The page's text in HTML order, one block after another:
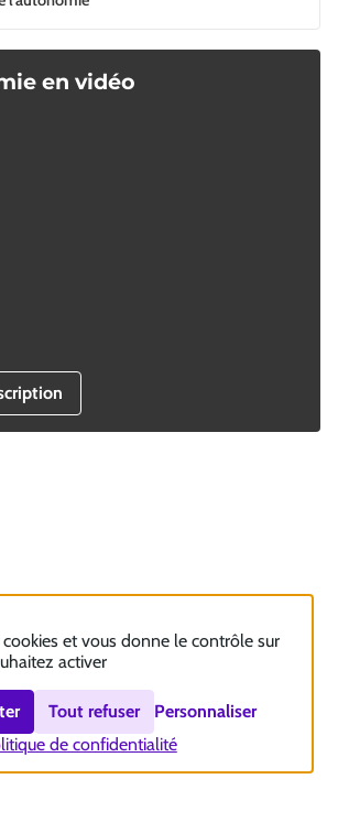
en vidéo
cookies et vous donne le contrôle sur
activer
Tout refuser
Personnaliser
de confidentialité